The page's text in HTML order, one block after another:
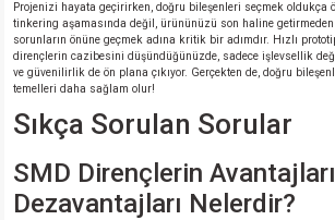
Projenizi hayata geçirirken, doğru bileşenleri seçmek oldukça
tinkering aşamasında değil, ürününüzü son haline getirmeden
sorunların önüne geçmek adına kritik bir adımdır. Hızlı
dirençlerin cazibesini düşündüğünüzde, sadece işlevsellik
ve güvenilirlik de ön plana çıkıyor. Gerçekten de, doğru
temelleri daha sağlam olur!
Sıkça Sorulan Sorular
SMD Dirençlerin
Dezavantajları Nelerdir?